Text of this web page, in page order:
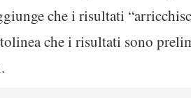
che i risultati
che i risultati sono